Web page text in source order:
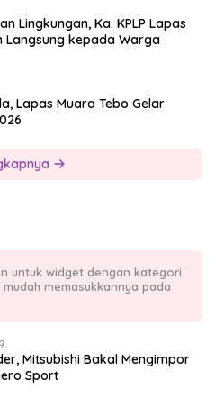
Lingkungan, Ka. KPLP Lapas
Langsung kepada Warga
Lapas Muara Tebo Gelar
untuk widget dengan kategori
memasukkannya pada
Mitsubishi Bakal Mengimpor
Sport